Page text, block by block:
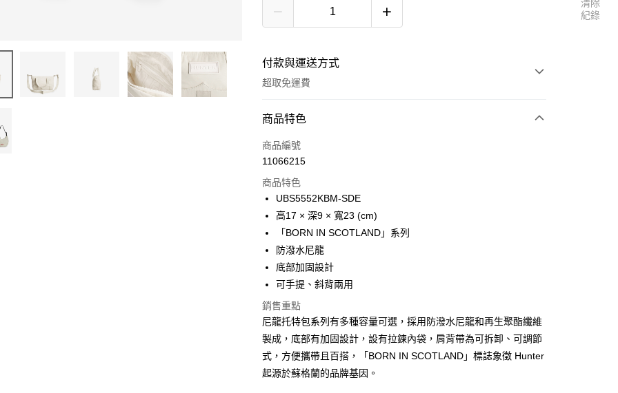
付款與運送方式
超取免運費
付款方式
信用卡一次付款
Apple Pay
Google Pay
貨到付款
運送方式
付款後全家取貨
免運費
付款後萊爾富取貨
免運費
商品特色
商品編號
11066215
商品特色
UBS5552KBM-SDE
高17 × 深9 × 寬23 (cm)
「BORN IN SCOTLAND」系列
防潑水尼龍
底部加固設計
可手提、斜背兩用
銷售重點
尼龍托特包系列有多種容量可選，採用防潑水尼龍和再生聚酯纖維
製成，底部有加固設計，設有拉鍊內袋，肩背帶為可拆卸、可調節
式，方便攜帶且百搭，「BORN IN SCOTLAND」標誌象徵 Hunter
起源於蘇格蘭的品牌基因。
清除
紀錄